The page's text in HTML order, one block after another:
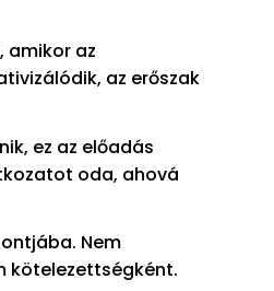
amikor az
az erőszak
ez az előadás
oda, ahová
Nem
kötelezettségként.